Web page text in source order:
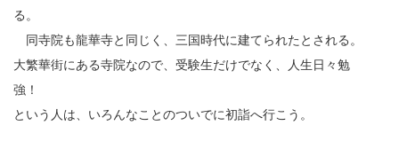
る。
同寺院も龍華寺と同じく、三国時代に建てられたとされる。
大繁華街にある寺院なので、受験生だけでなく、人生日々勉
強！
という人は、いろんなことのついでに初詣へ行こう。